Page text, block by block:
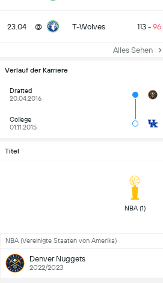
23.04 @ T-Wolves 113 - 96
Alles Sehen
Verlauf der Karriere
Drafted
20.04.2016
College
01.11.2015
Titel
NBA (1)
NBA (Vereinigte Staaten von Amerika)
Denver Nuggets
2022/2023